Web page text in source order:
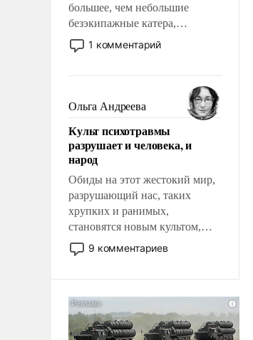
большее, чем небольшие
безэкипажные катера,
применение которых уже
стало обыденностью. Задача по
сложна и амбициозна. Однако
и ее реализация радикально
поднимет наши боевые
возможности.
1 комментарий
Ольга Андреева
Культ психотравмы
разрушает и человека, и
народ
Обиды на этот жестокий мир,
разрушающий нас, таких
хрупких и ранимых,
становятся новым культом,
постепенно вытесняя и
отменяя традиционное
ударами судьбы, брать на себя
ответственность, помогать
слабым, идти вперед и
9 комментариев